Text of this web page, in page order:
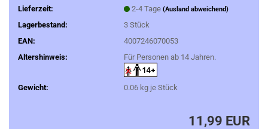
Lieferzeit:
2-4 Tage (Ausland abweichend)
Lagerbestand: 3 Stück
EAN:
4007246070053
Altershinweis:
Für Personen ab 14 Jahren.
Gewicht: 0.06kg je Stück
11,99 EUR